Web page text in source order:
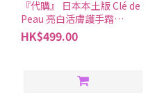
『代購』 日本本土版 Clé de
Peau 亮白活膚護手霜
（SPF18/PA++） 75ml|CPB
HAND CREAM|搵好西
HK$499.00